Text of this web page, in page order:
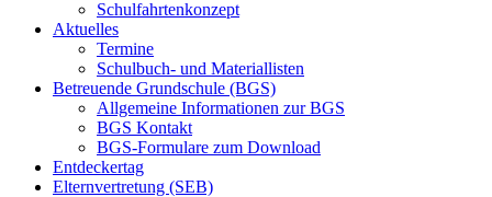
Schulfahrtenkonzept
Aktuelles
Termine
Schulbuch- und Materiallisten
Betreuende Grundschule (BGS)
Allgemeine Informationen zur BGS
BGS Kontakt
BGS-Formulare zum Download
Entdeckertag
Elternvertretung (SEB)